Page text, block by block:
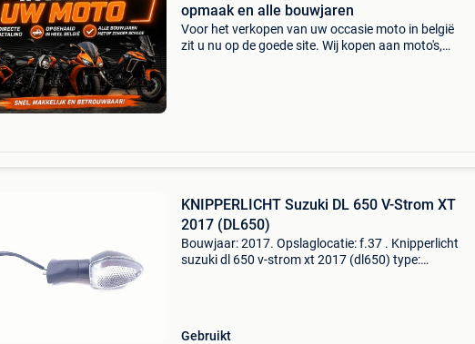
opmaak en alle bouwjaren
Voor het verkopen van uw occasie moto in belgië
zit u nu op de goede site. Wij kopen aan moto's,
KNIPPERLICHT Suzuki DL 650 V-Strom XT
2017 (DL650)
Bouwjaar: 2017. Opslaglocatie: f.37 . Knipperlicht
suzuki dl 650 v-strom xt 2017 (dl650) type:
Gebruikt